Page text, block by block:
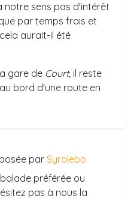
notre sens pas d'intérêt
par temps frais et
aurait-il été
gare de Court, il reste
bord d'une route en
par Syrolebo
préférée ou
pas à nous la